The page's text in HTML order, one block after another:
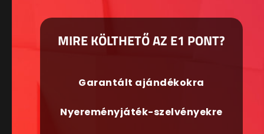
MIRE KÖLTHETŐ AZ E1 PONT?
Garantált ajándékokra
Nyereményjáték-szelvényekre